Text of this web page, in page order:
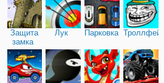
Защита
замка
Лук Парковка Троллфейс